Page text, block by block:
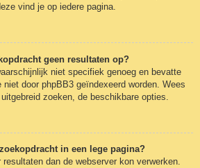
vind je op iedere pagina.
geen resultaten op?
niet specifiek genoeg en bevatte
door phpBB3 geïndexeerd worden. Wees
zoeken, de beschikbare opties.
in een lege pagina?
dan de webserver kon verwerken.